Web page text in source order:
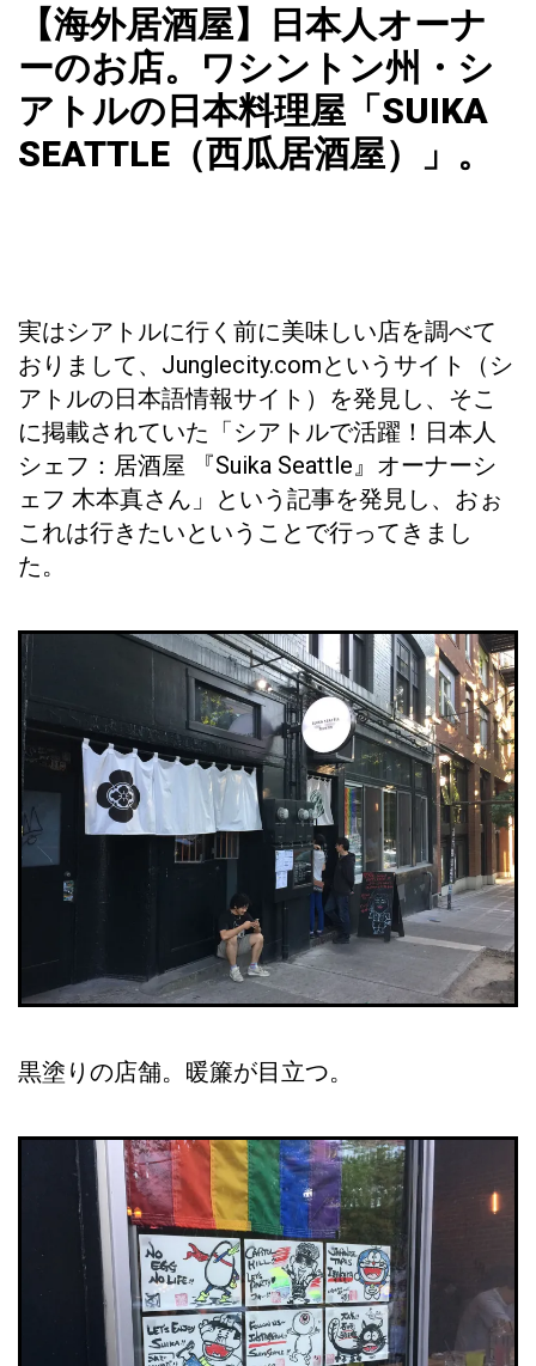
【海外居酒屋】日本人オーナ
ーのお店。ワシントン州・シ
アトルの日本料理屋「SUIKA
SEATTLE（西瓜居酒屋）」。
実はシアトルに行く前に美味しい店を調べて
おりまして、Junglecity.comというサイト（シ
アトルの日本語情報サイト）を発見し、そこ
に掲載されていた「シアトルで活躍！日本人
シェフ：居酒屋 『Suika Seattle』オーナーシ
ェフ 木本真さん」という記事を発見し、おぉ
これは行きたいということで行ってきまし
た。
黒塗りの店舗。暖簾が目立つ。